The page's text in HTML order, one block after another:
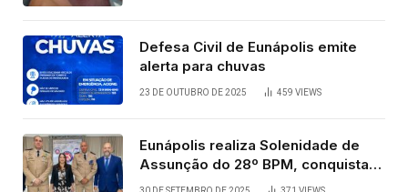
Defesa Civil de Eunápolis emite
alerta para chuvas
23 DE OUTUBRO DE 2025 459 VIEWS
Eunápolis realiza Solenidade de
Assunção do 28º BPM, conquista
viabilizada por articulação política